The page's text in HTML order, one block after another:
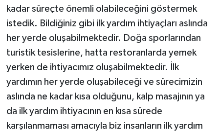
kadar süreçte önemli olabileceğini göstermek
istedik. Bildiğiniz gibi ilk yardım ihtiyaçları aslında
her yerde oluşabilmektedir. Doğa sporlarından
turistik tesislerine, hatta restoranlarda yemek
yerken de ihtiyacımız oluşabilmektedir. İlk
yardımın her yerde oluşabileceği ve sürecimizin
aslında ne kadar kısa olduğunu, kalp masajının ya
da ilk yardım ihtiyacının en kısa sürede
karşılanmaması amacıyla biz insanların ilk yardım